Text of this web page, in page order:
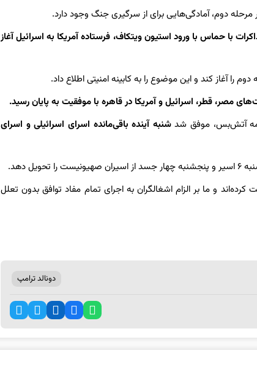
دوم، آمادگی‌هایی برای از سرگیری جنگ وجود دارد.
با حماس با ورود استیون ویتکاف، فرستاده آمریکا به اسرائیل آغاز
را آغاز کند و این موضوع را به کابینه امنیتی اطلاع داد.
مصر، قطر، اسرائیل و آمریکا در قاهره با موفقیت به پایان رسید.
آتش‌بس، موفق شدشنبه آینده باقی‌مانده اسرای اسرائیلی و اسرای
دهد.
و ما بر الزام اشغالگران به اجرای تمام مفاد توافق بدون تعلل
دونالد ترامپ